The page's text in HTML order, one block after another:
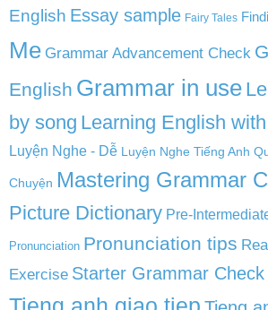
English Essay sample Fairy Tales
Me Grammar Advancement Check
English Grammar in use
by song Learning English
Luyện Nghe - Dễ Luyện Nghe Tiếng Anh
Chuyện Mastering Grammar
Picture Dictionary Pre-
Pronunciation Pronunciation tips
Exercise Starter Grammar Check